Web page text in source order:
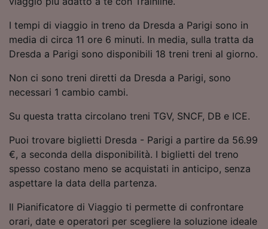
I tempi di viaggio in treno da Dresda a Parigi sono in
media di circa 11 ore 6 minuti. In media, sulla tratta da
Dresda a Parigi sono disponibili 18 treni treni al giorno.
Non ci sono treni diretti da Dresda a Parigi, sono
necessari 1 cambio cambi.
Su questa tratta circolano treni TGV, SNCF, DB e ICE.
Puoi trovare biglietti Dresda - Parigi a partire da 56.99
€, a seconda della disponibilità. I biglietti del treno
spesso costano meno se acquistati in anticipo, senza
aspettare la data della partenza.
Il Pianificatore di Viaggio ti permette di confrontare
orari, date e operatori per scegliere la soluzione ideale
Utilizzare dati di geolocalizzazione precisi.
Scansione attiva delle caratteristiche del
dispositivo ai fini dell’identificazione.
Archiviare informazioni su dispositivo e/o
accedervi. Pubblicità e contenuti
dei contenuti e degli annunci, ricerche sul
pubblico, sviluppo di servizi.
Elenco dei partner (fornitori)